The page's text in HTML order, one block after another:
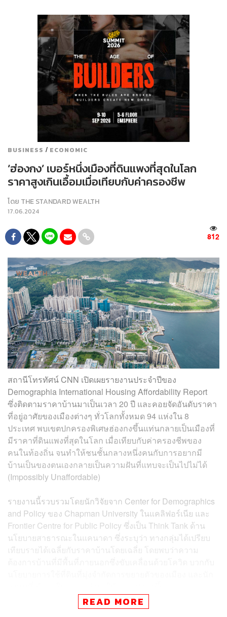
BUSINESS / ECONOMIC
‘ฮ่องกง’ เบอร์หนึ่งเมืองที่ดินแพงที่สุดในโลก
ราคาสูงเกินเอื้อมเมื่อเทียบกับค่าครองชีพ
โดย THE STANDARD WEALTH
17.06.2024
812
สถานีโทรทัศน์ CNN เปิดเผยรายงานประจำปีของ
Demographia International Housing Affordability Report
ซึ่งติดตามราคาบ้านมาเป็นเวลา 20 ปี และคอยจัดอันดับราคา
ที่อยู่อาศัยของเมืองต่างๆ ทั่วโลกทั้งหมด 94 แห่งใน 8
ประเทศ พบเขตปกครองพิเศษฮ่องกงขึ้นแท่นกลายเป็นเมืองที่
มีราคาที่ดินแพงที่สุดในโลก เมื่อเทียบกับค่าครองชีพของ
คนในท้องถิ่น จนทำให้ชนชั้นกลางหนึ่งคนกับการอยากมี
บ้านเป็นของตนเองกลายเป็นความฝันที่แทบจะเป็นไปไม่ได้
(Impossibly Unaffordable)
รายงานนี้รวบรวมโดยนักวิจัยจาก Center for Demographics
and Policy ของ Chapman University ในแคลิฟอร์เนีย และ
Frontier Centre for Public Policy ซึ่งเป็น Think Tank ด้าน
นโยบายสาธารณะในแคนาดา ซึ่งระบุว่า ทางกลุ่มได้เปรียบ
เทียบรายได้เฉลี่ยกับราคาบ้านโดยเฉลี่ย โดยพบว่าความ
ทั้งนี้ การศึกษาพบว่า 5 เมืองทางชายฝั่งตะวันตกและฮาวาย
READ MORE